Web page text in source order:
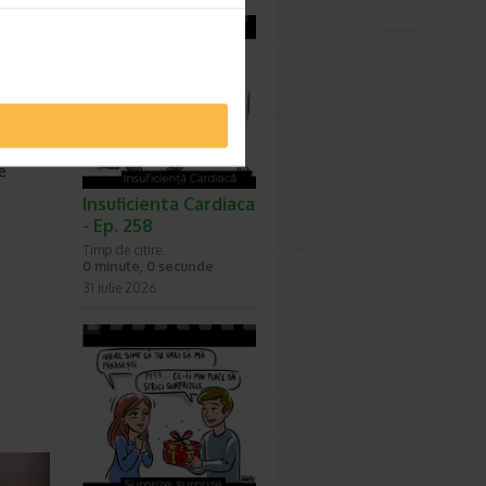
altii
Insuficienta Cardiaca
- Ep. 258
Timp de citire:
0 minute, 0 secunde
31 iulie 2026